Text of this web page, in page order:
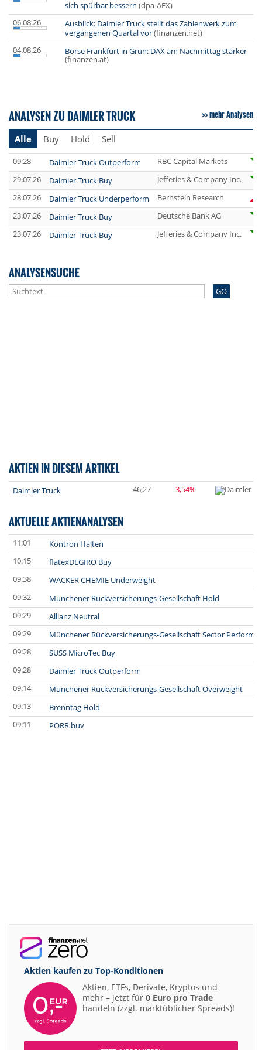
sich spürbar bessern (dpa-AFX)
06.08.26
Ausblick: Daimler Truck stellt das Zahlenwerk zum
vergangenen Quartal vor(finanzen.net)
04.08.26
Börse Frankfurt in Grün: DAX am Nachmittag stärker
(finanzen.at)
ANALYSEN ZU DAIMLER TRUCK mehr Analysen
Alle Buy Hold Sell
09:28 Daimler Truck Outperform
RBC Capital Markets
29.07.26
Daimler Truck Buy
Jefferies & Company Inc.
28.07.26
Daimler Truck Underperform
Bernstein Research
23.07.26
Daimler Truck Buy
Deutsche Bank AG
23.07.26
Daimler Truck Buy Jefferies & Company Inc.
ANALYSENSUCHE
GO
AKTIEN IN DIESEM ARTIKEL
Daimler Truck 46,27 -3,54%
AKTUELLE AKTIENANALYSEN
11:01
Kontron Halten
10:15
flatexDEGIRO Buy
09:38
WACKER CHEMIE Underweight
09:32
Münchener Rückversicherungs-Gesellschaft Hold
09:29
Allianz Neutral
09:29
Münchener Rückversicherungs-Gesellschaft Sector Perform
09:28
SUSS MicroTec Buy
09:28
Daimler Truck Outperform
09:14
Münchener Rückversicherungs-Gesellschaft Overweight
09:13
Brenntag Hold
09:11
PORR buy
06:59
Diageo Neutral
06:58
RATIONAL Buy
Henkel vz. Neutral
06:52
Merck Buy
06:49
Aurubis Neutral
Prosus Overweight
Aktien kaufen zu Top-Konditionen
Aktien, ETFs, Derivate, Kryptos und
mehr – jetzt für 0 Euro pro Trade
handeln (zzgl. marktüblicher Spreads)!